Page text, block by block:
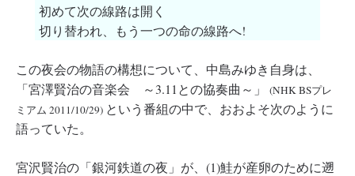
初めて次の線路は開く
切り替われ、もう一つの命の線路へ!
この夜会の物語の構想について、中島みゆき自身は、
「宮澤賢治の音楽会 ～3.11との協奏曲～」 (NHK BSプレ
ミアム 2011/10/29) という番組の中で、おおよそ次のように
語っていた。
宮沢賢治の「銀河鉄道の夜」が、(1)鮭が産卵のために遡